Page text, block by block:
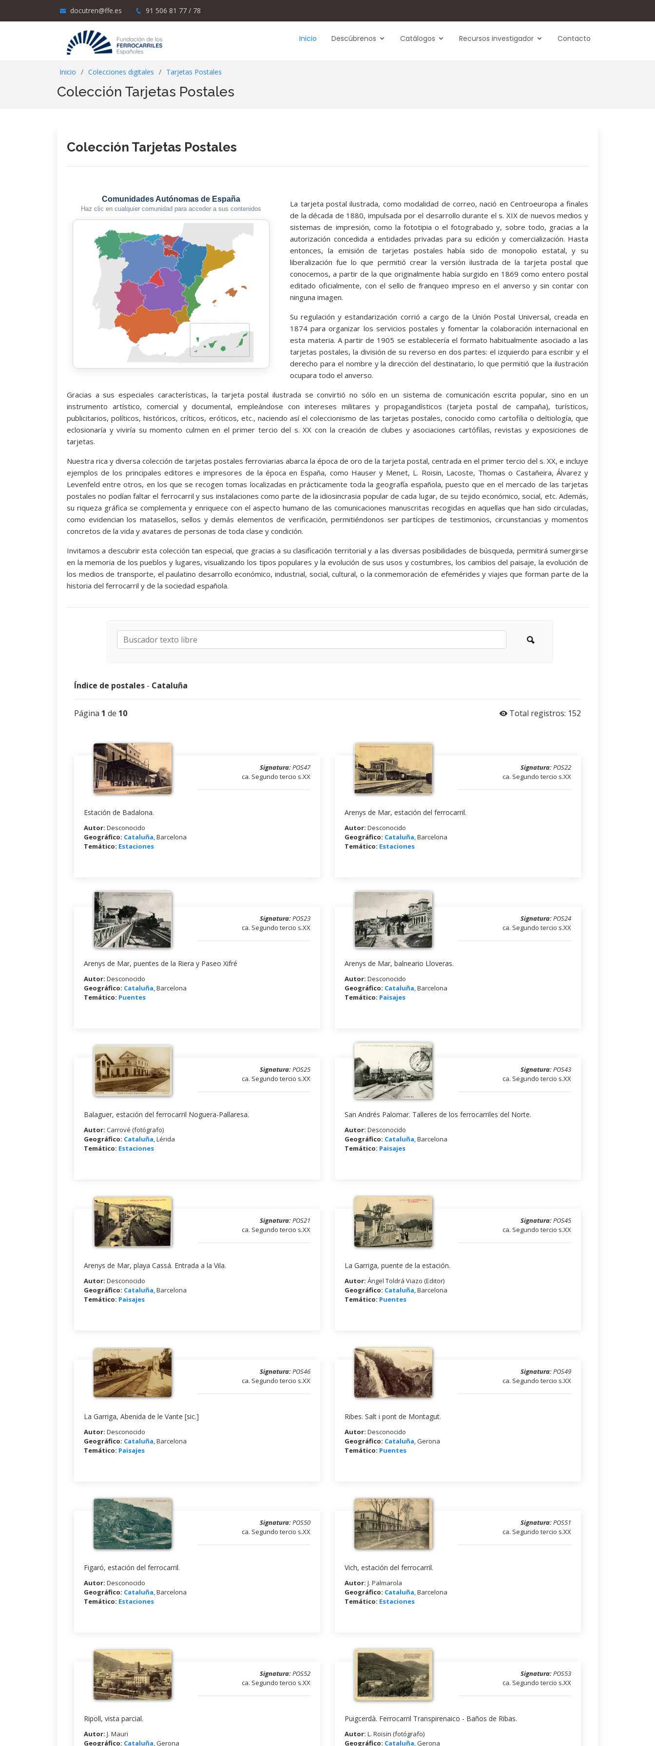
docutren@ffe.es 91 506 81 77 / 78
Inicio Descúbrenos Catálogos Recursos investigador Contacto
Inicio Colecciones digitales Tarjetas Postales
Colección Tarjetas Postales
Colección Tarjetas Postales
La tarjeta postal ilustrada, como modalidad de correo, nació en Centroeuropa a finales
de la década de 1880, impulsada por el desarrollo durante el s. XIX de nuevos medios y
sistemas de impresión, como la fototipia o el fotograbado y, sobre todo, gracias a la
autorización concedida a entidades privadas para su edición y comercialización. Hasta
entonces, la emisión de tarjetas postales había sido de monopolio estatal, y su
liberalización fue lo que permitió crear la versión ilustrada de la tarjeta postal que
conocemos, a partir de la que originalmente había surgido en 1869 como entero postal
editado oficialmente, con el sello de franqueo impreso en el anverso y sin contar con
ninguna imagen.
Su regulación y estandarización corrió a cargo de la Unión Postal Universal, creada en
1874 para organizar los servicios postales y fomentar la colaboración internacional en
esta materia. A partir de 1905 se establecería el formato habitualmente asociado a las
tarjetas postales, la división de su reverso en dos partes: el izquierdo para escribir y el
derecho para el nombre y la dirección del destinatario, lo que permitió que la ilustración
ocupara todo el anverso.
Gracias a sus especiales características, la tarjeta postal ilustrada se convirtió no sólo en un sistema de comunicación escrita popular, sino en un
instrumento artístico, comercial y documental, empleándose con intereses militares y propagandísticos (tarjeta postal de campaña), turísticos,
publicitarios, políticos, históricos, críticos, eróticos, etc., naciendo así el coleccionismo de las tarjetas postales, conocido como cartofilia o deltiología, que
eclosionaría y viviría su momento culmen en el primer tercio del s. XX con la creación de clubes y asociaciones cartófilas, revistas y exposiciones de
tarjetas.
Nuestra rica y diversa colección de tarjetas postales ferroviarias abarca la época de oro de la tarjeta postal, centrada en el primer tercio del s. XX, e incluye
ejemplos de los principales editores e impresores de la época en España, como Hauser y Menet, L. Roisin, Lacoste, Thomas o Castañeira, Álvarez y
Levenfeld entre otros, en los que se recogen tomas localizadas en prácticamente toda la geografía española, puesto que en el mercado de las tarjetas
postales no podían faltar el ferrocarril y sus instalaciones como parte de la idiosincrasia popular de cada lugar, de su tejido económico, social, etc. Además,
su riqueza gráfica se complementa y enriquece con el aspecto humano de las comunicaciones manuscritas recogidas en aquellas que han sido circuladas,
como evidencian los matasellos, sellos y demás elementos de verificación, permitiéndonos ser partícipes de testimonios, circunstancias y momentos
concretos de la vida y avatares de personas de toda clase y condición.
Invitamos a descubrir esta colección tan especial, que gracias a su clasificación territorial y a las diversas posibilidades de búsqueda, permitirá sumergirse
en la memoria de los pueblos y lugares, visualizando los tipos populares y la evolución de sus usos y costumbres, los cambios del paisaje, la evolución de
los medios de transporte, el paulatino desarrollo económico, industrial, social, cultural, o la conmemoración de efemérides y viajes que forman parte de la
historia del ferrocarril y de la sociedad española.
Índice de postales - Cataluña
Página 1 de 10 Total registros: 152
Signatura:POS47
ca. Segundo tercio s.XX
Estación de Badalona.
Autor: Desconocido
Geográfico: Cataluña, Barcelona
Temático: Estaciones
Signatura:POS22
ca. Segundo tercio s.XX
Arenys de Mar, estación del ferrocarril.
Autor: Desconocido
Geográfico: Cataluña, Barcelona
Temático: Estaciones
Signatura:POS23
ca. Segundo tercio s.XX
Arenys de Mar, puentes de la Riera y Paseo Xifré
Autor: Desconocido
Geográfico: Cataluña, Barcelona
Temático: Puentes
Signatura:POS24
ca. Segundo tercio s.XX
Arenys de Mar, balneario Lloveras.
Autor: Desconocido
Geográfico: Cataluña, Barcelona
Temático: Paisajes
Signatura:POS25
ca. Segundo tercio s.XX
Balaguer, estación del ferrocarril Noguera-Pallaresa.
Autor: Carrové (fotógrafo)
Geográfico: Cataluña, Lérida
Temático: Estaciones
Signatura:POS43
ca. Segundo tercio s.XX
San Andrés Palomar. Talleres de los ferrocarriles del Norte.
Autor: Desconocido
Geográfico: Cataluña, Barcelona
Temático: Paisajes
Signatura:POS21
ca. Segundo tercio s.XX
Arenys de Mar, playa Cassá. Entrada a la Vila.
Autor: Desconocido
Geográfico: Cataluña, Barcelona
Temático: Paisajes
Signatura:POS45
ca. Segundo tercio s.XX
La Garriga, puente de la estación.
Autor: Ángel Toldrá Viazo (Editor)
Geográfico: Cataluña, Barcelona
Temático: Puentes
Signatura:POS46
ca. Segundo tercio s.XX
La Garriga, Abenida de le Vante [sic.]
Autor: Desconocido
Geográfico: Cataluña, Barcelona
Temático: Paisajes
Signatura:POS49
ca. Segundo tercio s.XX
Ribes. Salt i pont de Montagut.
Autor: Desconocido
Geográfico: Cataluña, Gerona
Temático: Puentes
Signatura:POS50
ca. Segundo tercio s.XX
Figaró, estación del ferrocarril.
Autor: Desconocido
Geográfico: Cataluña, Barcelona
Temático: Estaciones
Signatura:POS51
ca. Segundo tercio s.XX
Vich, estación del ferrocarril.
Autor: J. Palmarola
Geográfico: Cataluña, Barcelona
Temático: Estaciones
Signatura:POS52
ca. Segundo tercio s.XX
Ripoll, vista parcial.
Autor: J. Mauri
Geográfico: Cataluña, Gerona
Signatura:POS53
ca. Segundo tercio s.XX
Puigcerdà. Ferrocarril Transpirenaico - Baños de Ribas.
Autor: L. Roisin (fotógrafo)
Geográfico: Cataluña, Gerona